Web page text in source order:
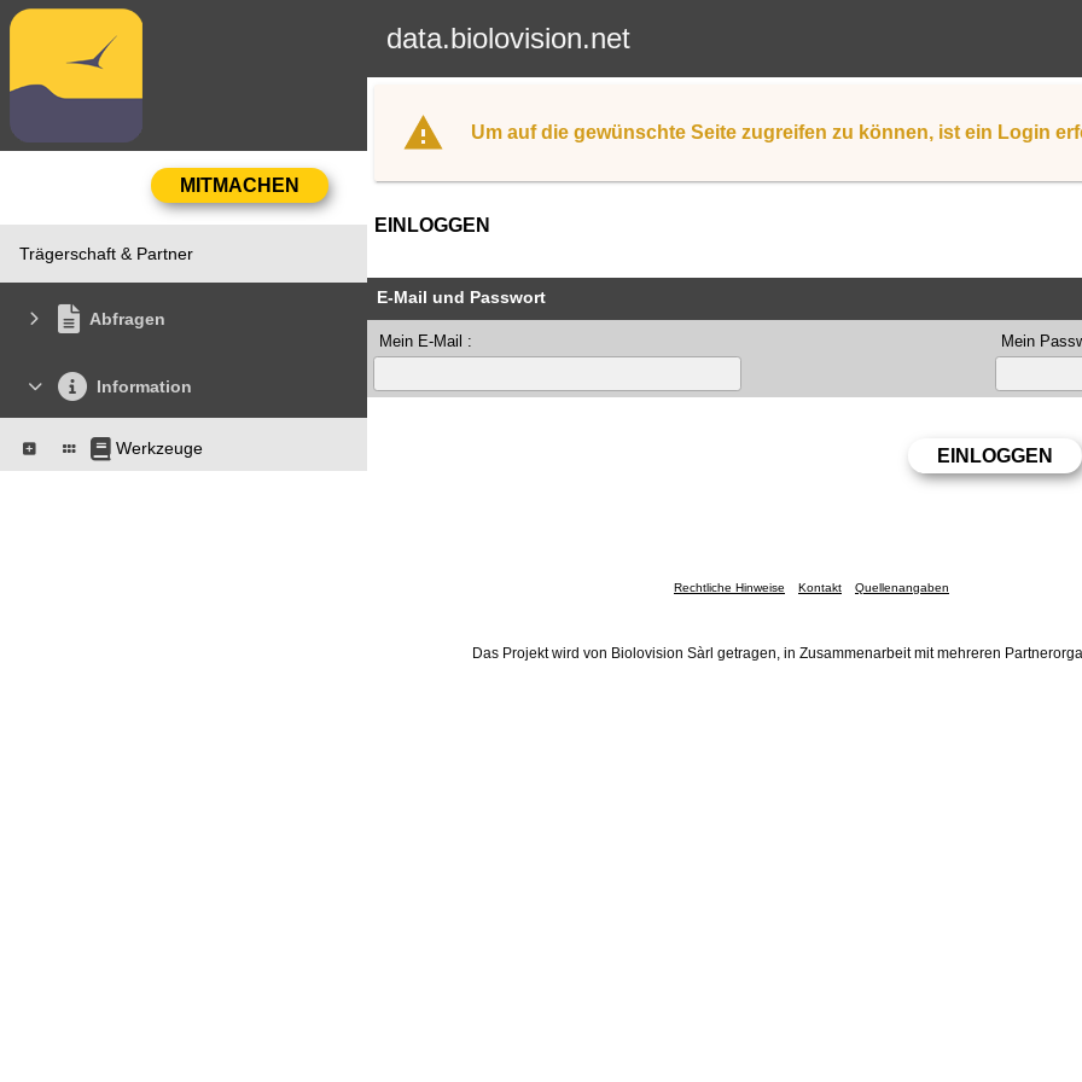
data.biolovision.net
Trägerschaft & Partner
Abfragen
Information
Werkzeuge
Um auf die gewünschte Seite zugreifen zu können, ist ein Login
EINLOGGEN
E-Mail und Passwort
Mein E-Mail : Mein
Rechtliche Hinweise Kontakt Quellenangaben
Das Projekt wird von Biolovision Sàrl getragen, in Zusammenarbeit mit mehreren